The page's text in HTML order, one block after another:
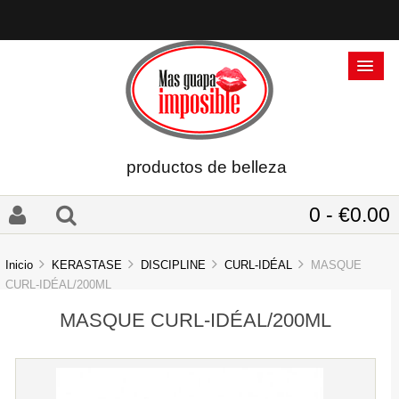
productos de belleza
0 - €0.00
Inicio KERASTASE DISCIPLINE CURL-IDÉAL
MASQUE
CURL-IDÉAL/200ML
MASQUE CURL-IDÉAL/200ML